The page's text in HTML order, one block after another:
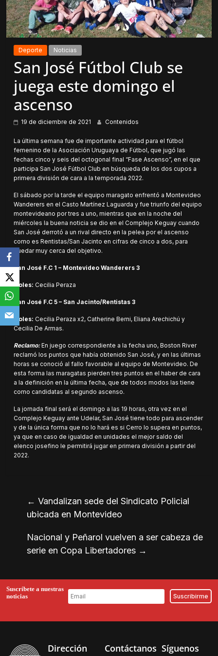
Deporte Noticias
San José Fútbol Club se
juega este domingo el
ascenso
19 de diciembre de 2021 Contenidos
La última semana fue de importante actividad para el fútbol
femenino de la Asociación Uruguaya de Fútbol, que jugó las
fechas cinco y seis del octogonal final “Fase Ascenso”, en el que
participa San José Fútbol Club en búsqueda de los dos cupos a
primera división de cara a la temporada 2022.
El sábado por la tarde el equipo maragato enfrentó a Montevideo
Wanderers en el Casto Martínez Laguarda y fue triunfo del equipo
montevideano por tres a uno, mientras que en la noche del
miércoles la buena noticia se dio en el Complejo Keguay cuando
San José derrotó a un rival directo en la pelea por el ascenso
como es Rentistas/San Jacinto en cifras de cinco a dos, para
quedar muy cerca del objetivo.
San José F.C 1 – Montevideo Wanderers 3
Goles: Cecilia Peraza
San José F.C 5 – San Jacinto/Rentistas 3
Goles: Cecilia Peraza x2, Catherine Berni, Eliana Arechichú y
Cecilia De Armas.
Reclamo:En juego correspondiente a la fecha uno, Boston River
reclamó los puntos que había obtenido San José, y en las últimas
horas se conoció al fallo favorable al equipo de Montevideo. De
esta forma las maragatas pierden tres puntos en el haber de cara
a la definición en la última fecha, que de todos modos las tiene
como candidatas al segundo ascenso.
La jornada final será el domingo a las 19 horas, otra vez en el
Complejo Keguay ante Udelar, San José tiene todo para ascender
y de la única forma que no lo hará es si Cerro lo supera en puntos,
ya que en caso de igualdad en unidades el mejor saldo del
elenco josefino le permitirá jugar en primera división a partir del
2022.
← Vandalizan sede del Sindicato Policial
ubicada en Montevideo
Nacional y Peñarol vuelven a ser cabeza de
serie en Copa Libertadores →
Suscríbete a nuestras
noticias
Dirección Contáctanos Síguenos